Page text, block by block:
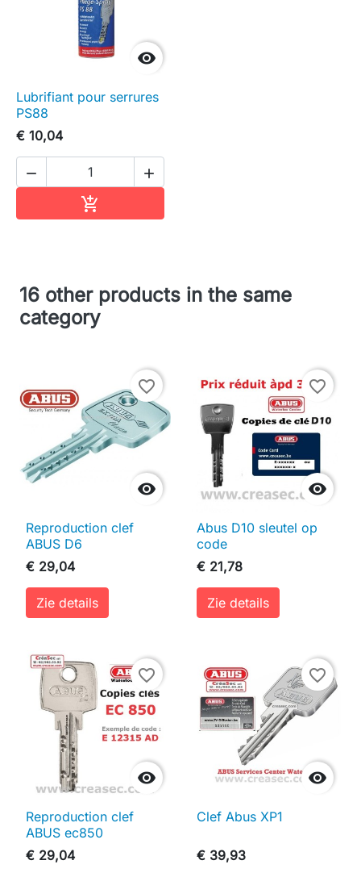

Lubrifiant pour serrures
PS88
€ 10,04
 

16 other products in the same
category

favorite_border
Reproduction clef
ABUS D6
€ 29,04
Zie details

favorite_border
Abus D10 sleutel op
code
€ 21,78
Zie details

favorite_border
Reproduction clef
ABUS ec850
€ 29,04

favorite_border
Clef Abus XP1
€ 39,93